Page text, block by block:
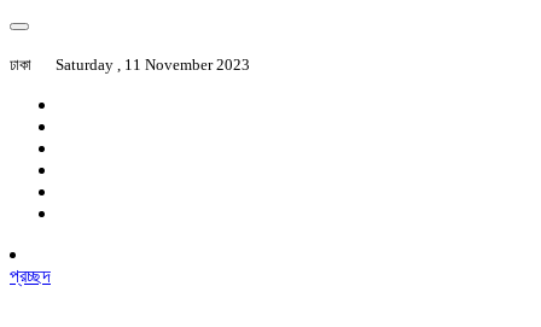
ঢাকা Saturday , 11 November 2023
প্রচ্ছদ